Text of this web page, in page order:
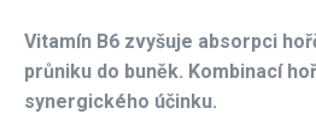
Vitamín B6 zvyšuje absorpci
průniku do buněk. Kombinací
synergického účinku.